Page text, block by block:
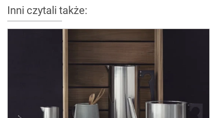
Inni czytali także: